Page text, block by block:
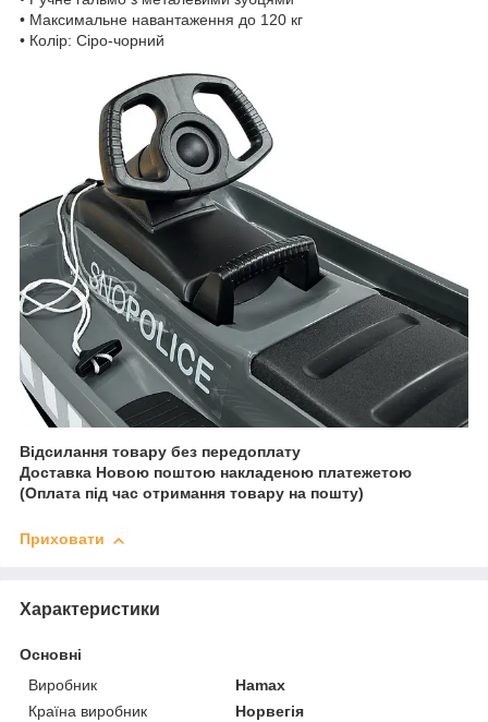
• Максимальне навантаження до 120 кг
• Колір: Сіро-чорний
Відсилання товару без передоплату
Доставка Новою поштою накладеною платежетою
(Оплата під час отримання товару на пошту)
Приховати
Характеристики
Основні
Виробник
Hamax
Країна виробник
Норвегія